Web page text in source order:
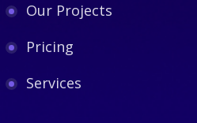
Our Projects
Pricing
Services